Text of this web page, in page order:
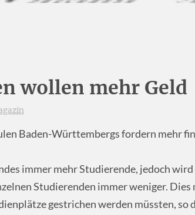
wollen mehr Geld
Baden-Württembergs fordern mehr
immer mehr Studierende, jedoch
Studierenden immer weniger. Dies
gestrichen werden müssten, so